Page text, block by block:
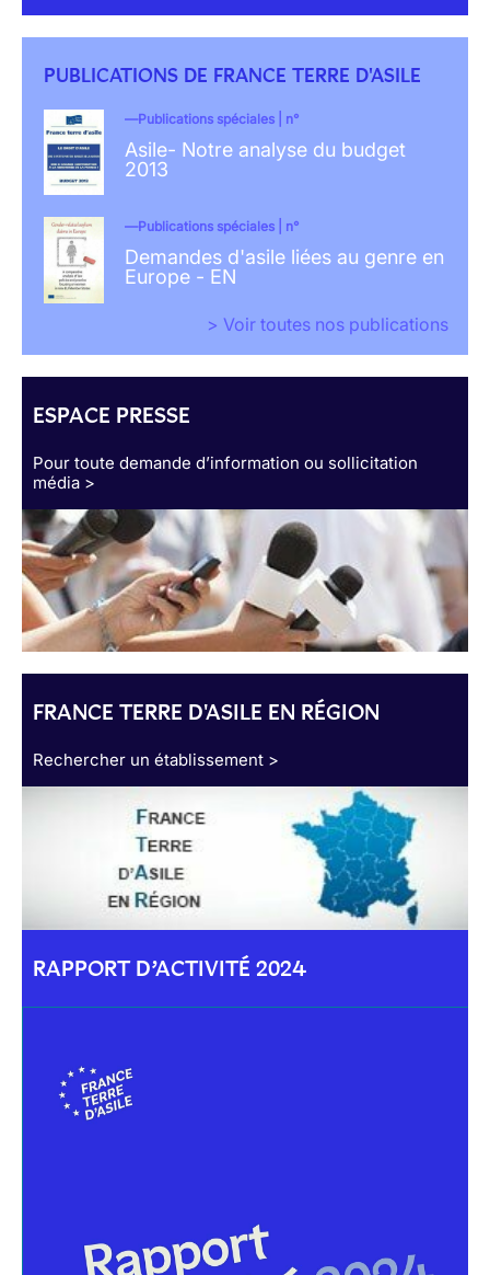
PUBLICATIONS DE FRANCE TERRE D'ASILE
Publications spéciales | n°
Asile- Notre analyse du budget
2013
Publications spéciales | n°
Demandes d'asile liées au genre en
Europe - EN
> Voir toutes nos publications
ESPACE PRESSE
Pour toute demande d’information ou sollicitation
média >
FRANCE TERRE D'ASILE EN RÉGION
Rechercher un établissement >
RAPPORT D’ACTIVITÉ 2024